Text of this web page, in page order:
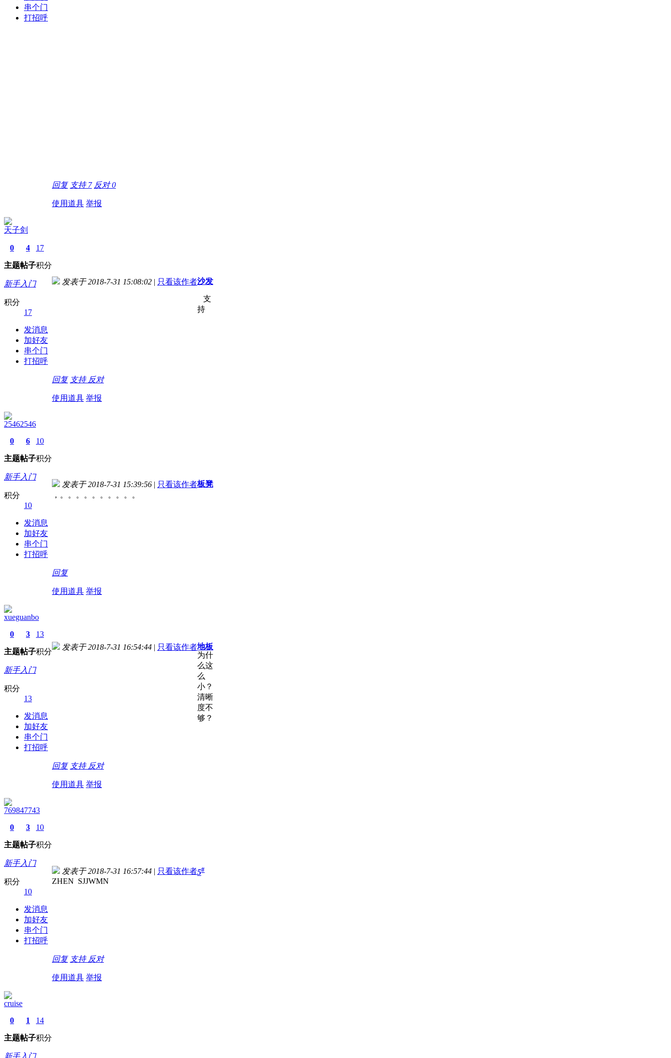
串个门
打招呼
回复 支持7 反对0
使用道具 举报
天子剑
0
主题
4
帖子
17
积分
新手入门
积分
17
发消息
加好友
串个门
打招呼
发表于 2018-7-31 15:08:02 | 只看该作者沙发
支
持
回复 支持 反对
使用道具 举报
25462546
0
主题
6
帖子
10
积分
新手入门
积分
10
发消息
加好友
串个门
打招呼
发表于 2018-7-31 15:39:56 | 只看该作者板凳
，。。。。。。。。。。
回复
使用道具 举报
xueguanbo
0
主题
3
帖子
13
积分
新手入门
积分
13
发消息
加好友
串个门
打招呼
发表于 2018-7-31 16:54:44 | 只看该作者地板
为什
么这
么
小？
清晰
度不
够？
回复 支持 反对
使用道具 举报
769847743
0
主题
3
帖子
10
积分
新手入门
积分
10
发消息
加好友
串个门
打招呼
发表于 2018-7-31 16:57:44 | 只看该作者5#
ZHEN SJJWMN
回复 支持 反对
使用道具 举报
cruise
0
主题
1
帖子
14
积分
新手入门